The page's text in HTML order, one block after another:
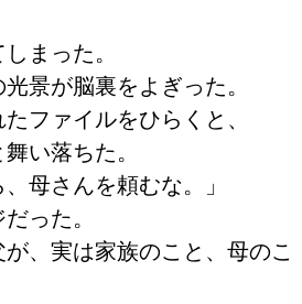
まった。
景が脳裏をよぎった。
ファイルをひらくと、
い落ちた。
母さんを頼むな。」
った。
、実は家族のこと、母のこ